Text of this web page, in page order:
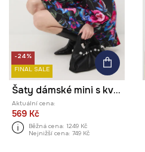
-24%
FINAL SALE
Šaty dámské mini s květinovým vzorem a páskem
Aktuální cena:
569 Kč
Běžná cena: 1249 Kč
Nejnižší cena: 749 Kč